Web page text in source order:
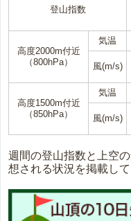
登山指数
高度2000m付近
（800hPa）
気温
風(m/s)
高度1500m付近
（850hPa）
気温
風(m/s)
週間の登山指数と上空
想される状況を掲載して